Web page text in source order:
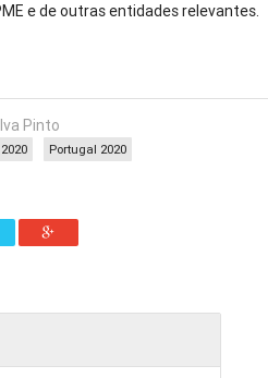
e de outras entidades relevantes.
Pinto
Portugal 2020